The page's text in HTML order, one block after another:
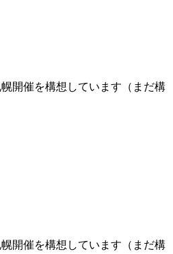
開催を構想しています（まだ構
開催を構想しています（まだ構